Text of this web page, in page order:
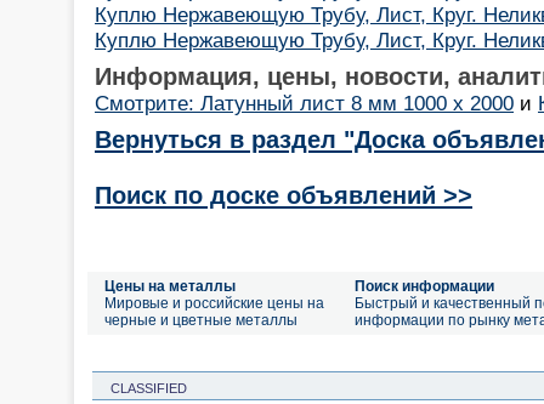
Куплю Нержавеющую Трубу, Лист, Круг.
Куплю Нержавеющую Трубу, Лист, Круг.
Информация, цены, новости,
Смотрите: Латунный лист 8 мм 1000 х 2000 и
Вернуться в раздел "Доска
Поиск по доске объявлений >>
Цены на металлы
Мировые и российские цены на
черные и цветные металлы
Поиск информации
Быстрый и качественный
информации по рынку
CLASSIFIED